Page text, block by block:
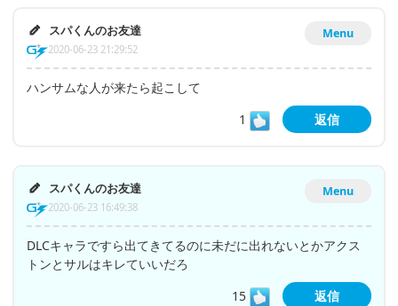
Menu
スパくんのお友達
2020-06-23 21:29:52
ハンサムな人が来たら起こして
1
返信
Menu
スパくんのお友達
2020-06-23 16:49:38
DLCキャラですら出てきてるのに未だに出れないとかアクス
トンとサルはキレていいだろ
15
返信